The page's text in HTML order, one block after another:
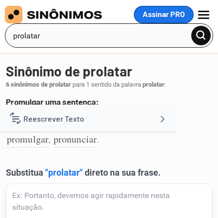
Assinar PRO
MENU
Reescrever Texto
Resumir Texto
Corrigir Texto
Detector de IA
Sinônimo de prolatar
6 sinônimos de prolatar para 1 sentido da palavra prolatar:
Promulgar uma sentença:
1 articular,declarar proferir
promulgar, pronunciar.